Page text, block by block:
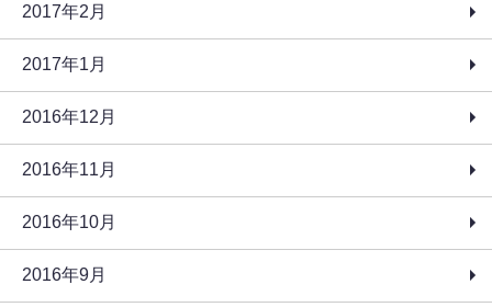
2017年2月
2017年1月
2016年12月
2016年11月
2016年10月
2016年9月